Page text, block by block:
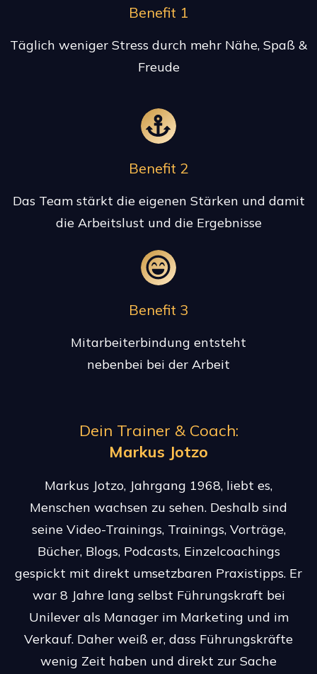
Benefit 1
Täglich weniger Stress durch mehr Nähe, Spaß &
Freude
Benefit 2
Das Team stärkt die eigenen Stärken und damit
die Arbeitslust und die Ergebnisse
Benefit 3
Mitarbeiterbindung entsteht
nebenbei bei der Arbeit
Dein Trainer & Coach:
Markus Jotzo
Markus Jotzo, Jahrgang 1968, liebt es,
Menschen wachsen zu sehen. Deshalb sind
seine Video-Trainings, Trainings, Vorträge,
Bücher, Blogs, Podcasts, Einzelcoachings
gespickt mit direkt umsetzbaren Praxistipps. Er
war 8 Jahre lang selbst Führungskraft bei
Unilever als Manager im Marketing und im
Verkauf. Daher weiß er, dass Führungskräfte
wenig Zeit haben und direkt zur Sache